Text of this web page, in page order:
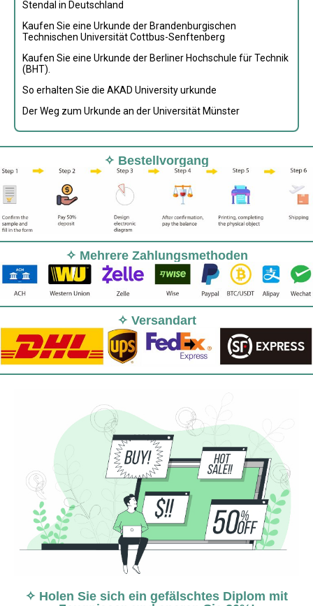
Stendal in Deutschland
Kaufen Sie eine Urkunde der Brandenburgischen
Technischen Universität Cottbus-Senftenberg
Kaufen Sie eine Urkunde der Berliner Hochschule für Technik
(BHT).
So erhalten Sie die AKAD University urkunde
Der Weg zum Urkunde an der Universität Münster
✧ Bestellvorgang
✧ Mehrere Zahlungsmethoden
✧ Versandart
✧ Holen Sie sich ein gefälschtes Diplom mit